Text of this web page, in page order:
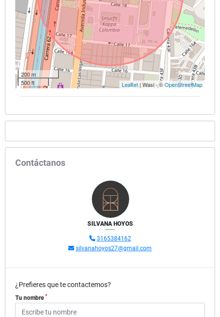
200 m
500 ft
Leaflet | Wasi - ©OpenStreetMap
Contáctanos
SILVANA HOYOS
3165384162
silvanahoyos27@gmail.com
¿Prefieres que te contactemos?
Tu nombre *